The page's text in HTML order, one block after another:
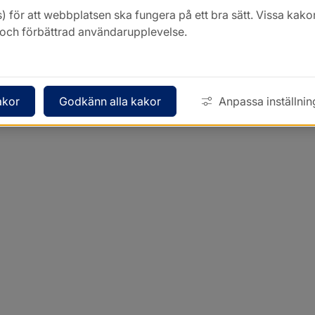
för att webbplatsen ska fungera på ett bra sätt. Vissa
förbättrad användarupplevelse.
Godkänn alla kakor Anpassa